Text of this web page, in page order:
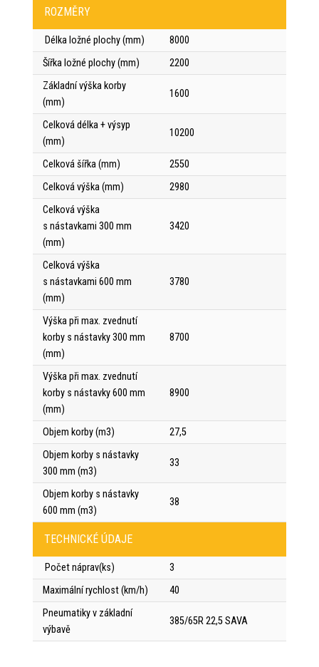
ROZMĚRY
Délka ložné plochy (mm)
8000
Šířka ložné plochy (mm)
2200
Základní výška korby
(mm)
1600
Celková délka + výsyp
(mm)
10200
Celková šířka (mm)
2550
Celková výška (mm)
2980
Celková výška
s nástavkami 300 mm
(mm)
3420
Celková výška
s nástavkami 600 mm
(mm)
3780
Výška při max. zvednutí
korby s nástavky 300 mm
(mm)
8700
Výška při max. zvednutí
korby s nástavky 600 mm
(mm)
8900
Objem korby (m3)
27,5
Objem korby s nástavky
300 mm (m3)
33
Objem korby s nástavky
600 mm (m3)
38
TECHNICKÉ ÚDAJE
Počet náprav(ks)
3
Maximální rychlost (km/h)
40
Pneumatiky v základní
výbavě
385/65R 22,5 SAVA